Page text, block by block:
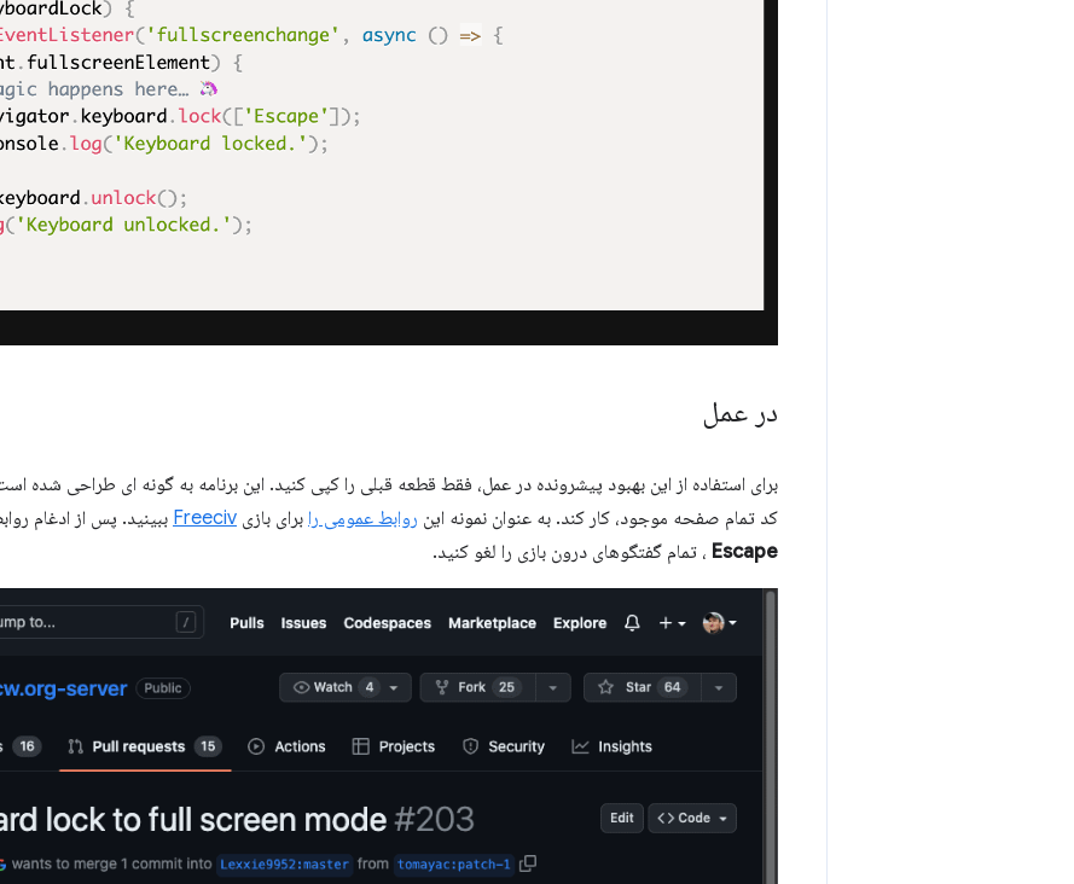
در عمل
برای استفاده از این بهبود پیشرونده در عمل، فقط قطعه قبلی را کپی کنید. این برنامه به گونه ای طراحی شده
کد تمام صفحه موجود، کار کند. به عنوان نمونه این روابط عمومی را برای بازی Freeciv ببینید. پس از ادغام
Escape ، تمام گفتگوهای درون بازی را لغو کنید.